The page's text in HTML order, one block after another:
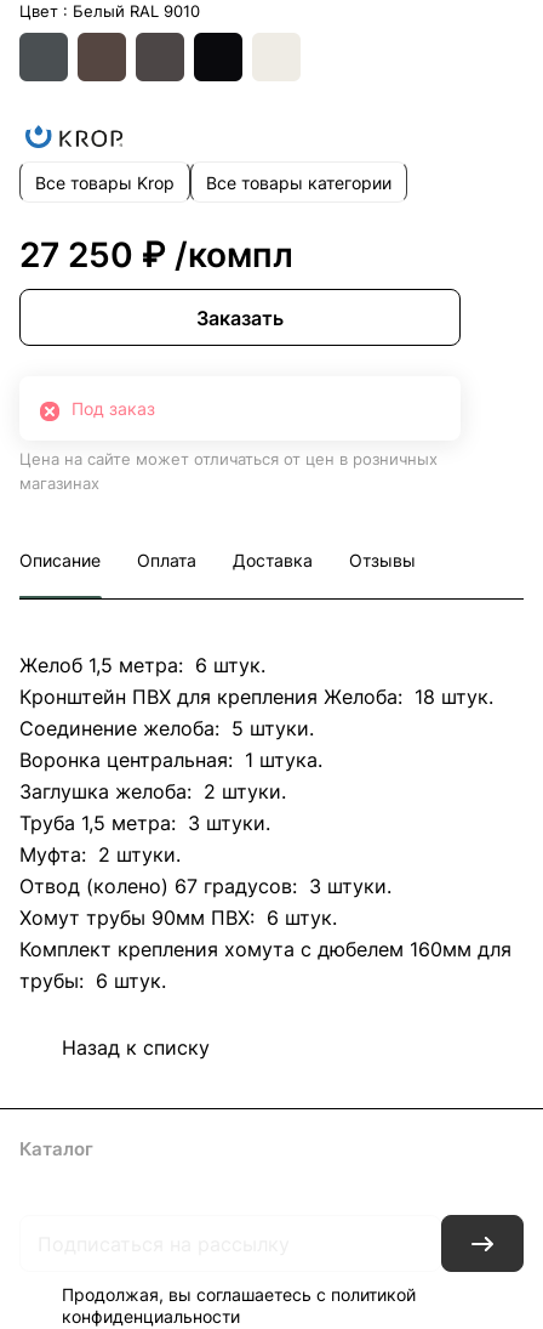
Цвет : Белый RAL 9010
Все товары Krop Все товары категории
27 250 ₽ /компл
Заказать
Под заказ
Цена на сайте может отличаться от цен в розничных
магазинах
Описание Оплата Доставка Отзывы
Желоб 1,5 метра: 6 штук.
Кронштейн ПВХ для крепления Желоба: 18 штук.
Соединение желоба: 5 штуки.
Воронка центральная: 1 штука.
Заглушка желоба: 2 штуки.
Труба 1,5 метра: 3 штуки.
Муфта: 2 штуки.
Отвод (колено) 67 градусов: 3 штуки.
Хомут трубы 90мм ПВХ: 6 штук.
Комплект крепления хомута с дюбелем 160мм для
трубы: 6 штук.
Назад к списку
Каталог
Продолжая, вы соглашаетесь с политикой
конфиденциальности